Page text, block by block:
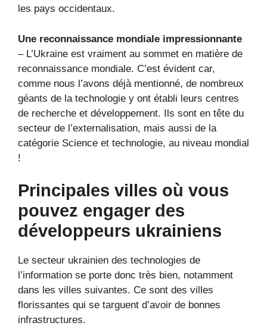
les pays occidentaux.
Une reconnaissance mondiale impressionnante
– L’Ukraine est vraiment au sommet en matière de
reconnaissance mondiale. C’est évident car,
comme nous l’avons déjà mentionné, de nombreux
géants de la technologie y ont établi leurs centres
de recherche et développement. Ils sont en tête du
secteur de l’externalisation, mais aussi de la
catégorie Science et technologie, au niveau mondial
!
Principales villes où vous
pouvez engager des
développeurs ukrainiens
Le secteur ukrainien des technologies de
l’information se porte donc très bien, notamment
dans les villes suivantes. Ce sont des villes
florissantes qui se targuent d’avoir de bonnes
infrastructures.